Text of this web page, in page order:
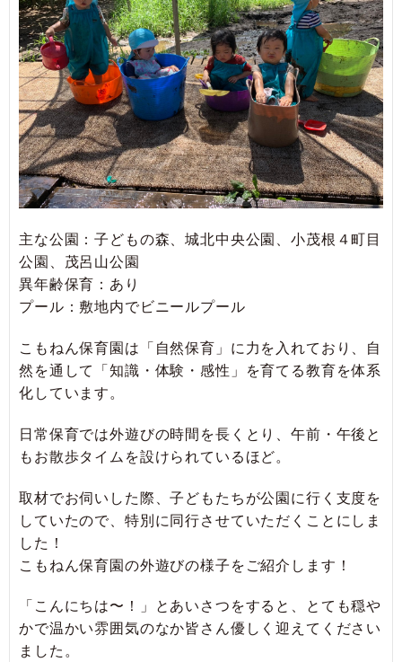
主な公園：子どもの森、城北中央公園、小茂根４町目
公園、茂呂山公園
異年齢保育：あり
プール：敷地内でビニールプール
こもねん保育園は「自然保育」に力を入れており、自
然を通して「知識・体験・感性」を育てる教育を体系
化しています。
日常保育では外遊びの時間を長くとり、午前・午後と
もお散歩タイムを設けられているほど。
取材でお伺いした際、子どもたちが公園に行く支度を
していたので、特別に同行させていただくことにしま
した！
こもねん保育園の外遊びの様子をご紹介します！
「こんにちは〜！」とあいさつをすると、とても穏や
かで温かい雰囲気のなか皆さん優しく迎えてください
ました。